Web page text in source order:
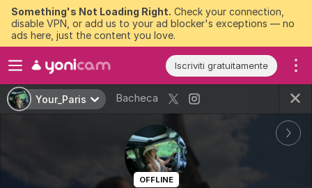
Something's Not Loading Right. Check your connection,
disable VPN, or add us to your ad blocker's exceptions — no
ads here, just the content you love.
Iscriviti gratuitamente
Your_Paris Bacheca
OFFLINE